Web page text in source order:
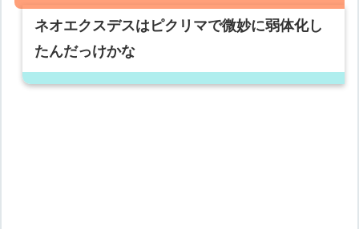
ネオエクスデスはピクリマで微妙に弱体化し
たんだっけかな